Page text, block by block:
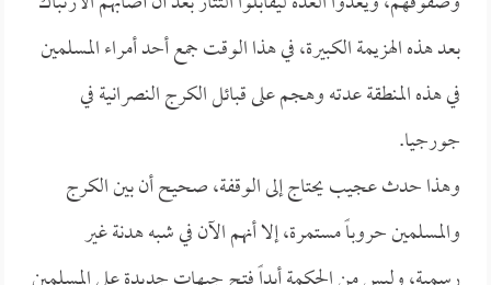
بعد هذه الهزيمة الكبيرة، في هذا الوقت جمع أحد أمراء المسلمين
في هذه المنطقة عدته وهجم على قبائل الكرج النصرانية في
جورجيا.
وهذا حدث عجيب يحتاج إلى الوقفة، صحيح أن بين الكرج
والمسلمين حروباً مستمرة، إلا أنهم الآن في شبه هدنة غير